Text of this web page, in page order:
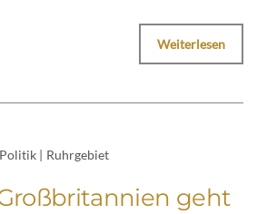
Weiterlesen
Politik | Ruhrgebiet
geht